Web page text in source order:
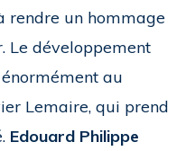
rendre un hommage
Le développement
au
Lemaire, qui prend
Edouard Philippe